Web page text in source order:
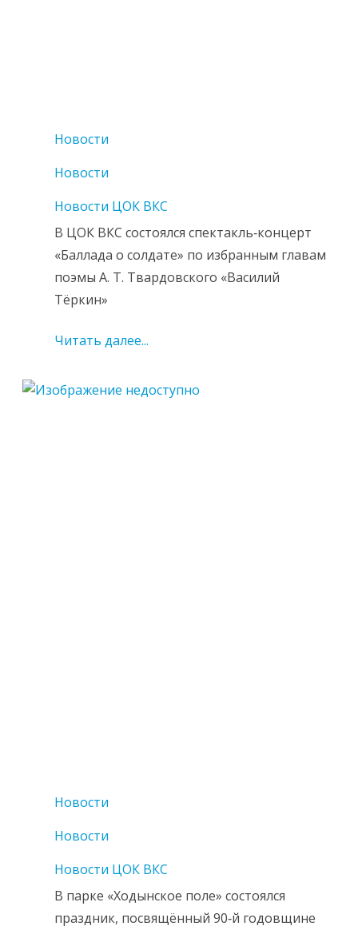
Новости
Новости
Новости ЦОК ВКС
В ЦОК ВКС состоялся спектакль‑концерт
«Баллада о солдате» по избранным главам
поэмы А. Т. Твардовского «Василий
Тёркин»
Читать далее...
Новости
Новости
Новости ЦОК ВКС
В парке «Ходынское поле» состоялся
праздник, посвящённый 90‑й годовщине